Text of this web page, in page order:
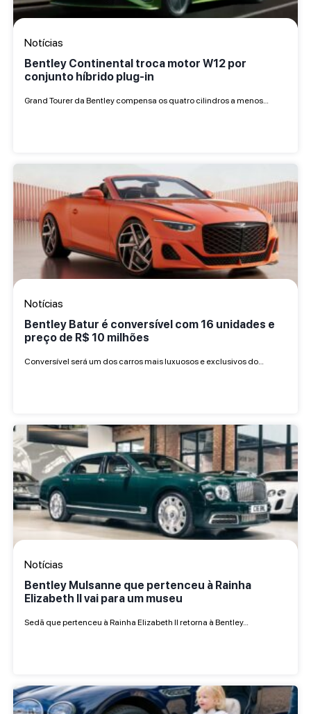
Notícias
Bentley Continental troca motor W12 por
conjunto híbrido plug-in
Grand Tourer da Bentley compensa os quatro cilindros a menos…
Notícias
Bentley Batur é conversível com 16 unidades e
preço de R$ 10 milhões
Conversível será um dos carros mais luxuosos e exclusivos do…
Notícias
Bentley Mulsanne que pertenceu à Rainha
Elizabeth II vai para um museu
Sedã que pertenceu à Rainha Elizabeth II retorna à Bentley…